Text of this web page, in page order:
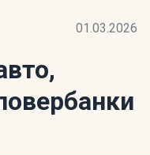
01.03.2026